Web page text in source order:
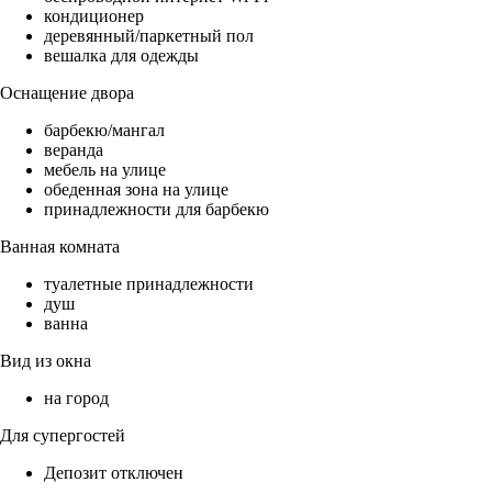
кондиционер
деревянный/паркетный пол
вешалка для одежды
Оснащение двора
барбекю/мангал
веранда
мебель на улице
обеденная зона на улице
принадлежности для барбекю
Ванная комната
туалетные принадлежности
душ
ванна
Вид из окна
на город
Для супергостей
Депозит отключен